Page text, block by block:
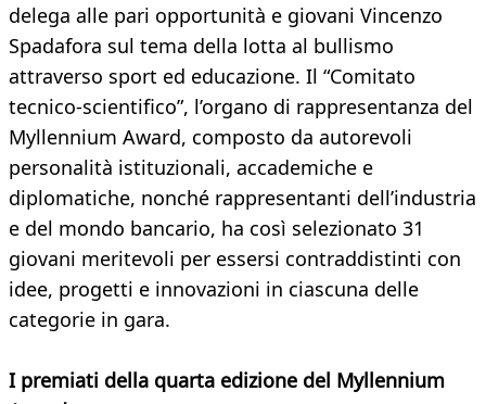
delega alle pari opportunità e giovani Vincenzo
Spadafora sul tema della lotta al bullismo
attraverso sport ed educazione. Il “Comitato
tecnico-scientifico”, l’organo di rappresentanza del
Myllennium Award, composto da autorevoli
personalità istituzionali, accademiche e
diplomatiche, nonché rappresentanti dell’industria
e del mondo bancario, ha così selezionato 31
giovani meritevoli per essersi contraddistinti con
idee, progetti e innovazioni in ciascuna delle
categorie in gara.
I premiati della quarta edizione del Myllennium